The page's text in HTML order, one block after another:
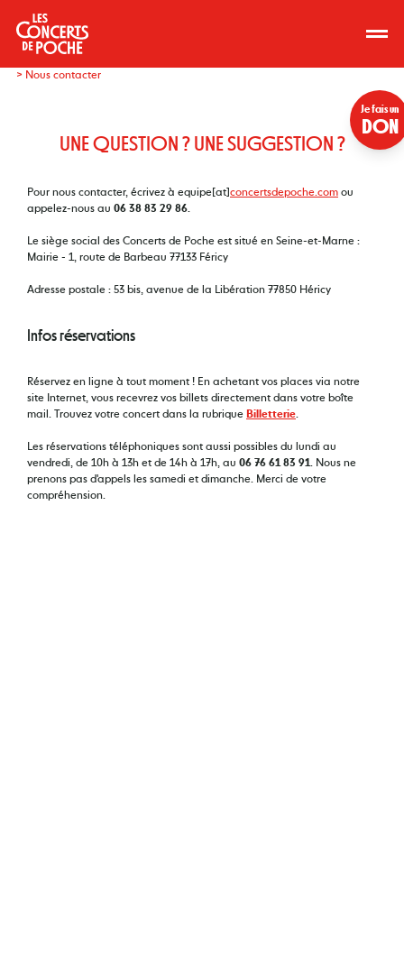
> Nous contacter
Je fais un
DON
UNE QUESTION ? UNE SUGGESTION ?
Pour nous contacter, écrivez à equipe[at] concertsdepoche.com ou
appelez-nous au 06 38 83 29 86.
Le siège social des Concerts de Poche est situé en Seine-et-Marne :
Mairie - 1, route de Barbeau 77133 Féricy
Adresse postale : 53 bis, avenue de la Libération 77850 Héricy
Infos réservations
Réservez en ligne à tout moment ! En achetant vos places via notre
site Internet, vous recevrez vos billets directement dans votre boîte
mail. Trouvez votre concert dans la rubrique Billetterie.
Les réservations téléphoniques sont aussi possibles du lundi au
vendredi, de 10h à 13h et de 14h à 17h, au 06 76 61 83 91. Nous ne
prenons pas d'appels les samedi et dimanche. Merci de votre
compréhension.